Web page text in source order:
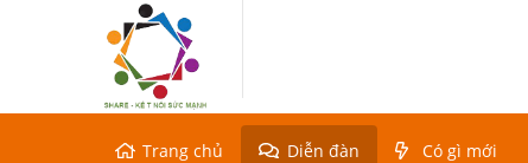
Trang chủ Diễn đàn Có gì mới